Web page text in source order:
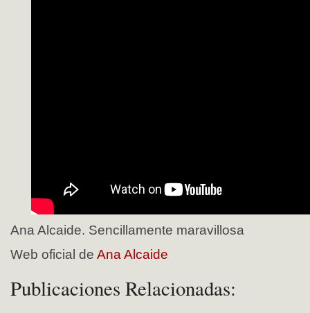
Ana Alcaide. Sencillamente maravillosa
Web oficial de Ana Alcaide
Publicaciones Relacionadas: